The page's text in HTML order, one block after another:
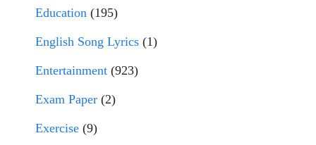
Education (195)
English Song Lyrics (1)
Entertainment (923)
Exam Paper (2)
Exercise (9)